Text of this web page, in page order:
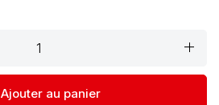
add
Ajouter au panier